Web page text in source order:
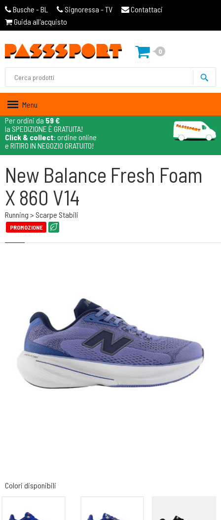
Busche - BL Signoressa - TV
Contattaci
Guida all'acquisto
0
Menu
Per ordini da 59 €
la SPEDIZIONE È GRATUITA!
Click & collect: ordine online
e RITIRO IN NEGOZIO GRATUITO!
New Balance Fresh Foam
X 860 V14
Running > Scarpe Stabili
PROMOZIONE
Colori disponibili